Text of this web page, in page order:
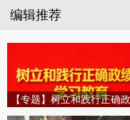
编辑推荐